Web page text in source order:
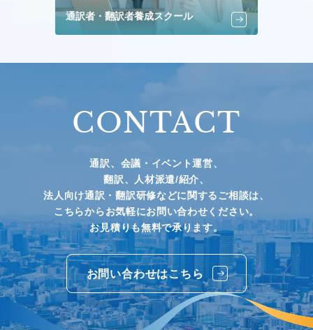
通訳者・翻訳者養成スクール
CONTACT
通訳、会議・イベント運営、
翻訳、人材派遣/紹介、
法人向け通訳・翻訳研修などに関するご相談は、
こちらからお気軽にお問い合わせください。
お見積りも無料で承ります。
お問い合わせはこちら